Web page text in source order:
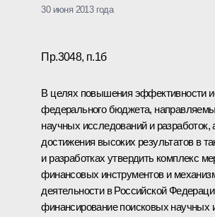
30 июня 2013 года
Пр.3048, п.1б
В целях повышения эффективности
федерального бюджета,
научных исследований и разработок,
достижения высоких результатов в
и разработках утвердить комплекс
финансовых инструментов и
деятельности в Российской
финансирование поисковых научных